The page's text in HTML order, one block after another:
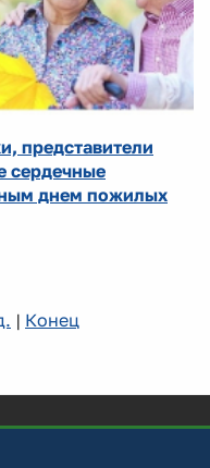
представители
сердечные
днем пожилых
| Конец